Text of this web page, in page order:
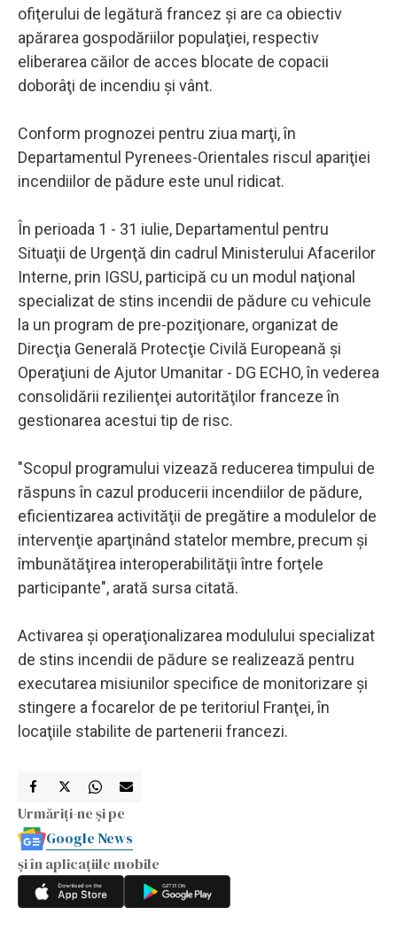
ofiţerului de legătură francez şi are ca obiectiv
apărarea gospodăriilor populaţiei, respectiv
eliberarea căilor de acces blocate de copacii
doborâţi de incendiu şi vânt.
Conform prognozei pentru ziua marţi, în
Departamentul Pyrenees-Orientales riscul apariţiei
incendiilor de pădure este unul ridicat.
În perioada 1 - 31 iulie, Departamentul pentru
Situaţii de Urgenţă din cadrul Ministerului Afacerilor
Interne, prin IGSU, participă cu un modul naţional
specializat de stins incendii de pădure cu vehicule
la un program de pre-poziţionare, organizat de
Direcţia Generală Protecţie Civilă Europeană şi
Operaţiuni de Ajutor Umanitar - DG ECHO, în vederea
consolidării rezilienţei autorităţilor franceze în
gestionarea acestui tip de risc.
"Scopul programului vizează reducerea timpului de
răspuns în cazul producerii incendiilor de pădure,
eficientizarea activităţii de pregătire a modulelor de
intervenţie aparţinând statelor membre, precum şi
îmbunătăţirea interoperabilităţii între forţele
participante", arată sursa citată.
Activarea şi operaţionalizarea modulului specializat
de stins incendii de pădure se realizează pentru
executarea misiunilor specifice de monitorizare şi
stingere a focarelor de pe teritoriul Franţei, în
locaţiile stabilite de partenerii francezi.
Urmăriți-ne și pe
Google News
și în aplicațiile mobile